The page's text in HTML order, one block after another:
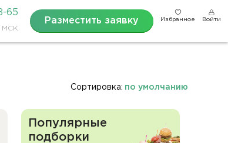
65
МСК
Разместить заявку Избранное Войти
Сортировка: по умолчанию
Популярные
подборки